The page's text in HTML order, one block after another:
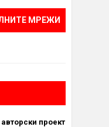
МРЕЖИ
проект